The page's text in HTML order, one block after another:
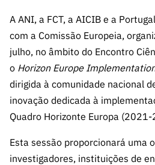
A ANI, a FCT, a AICIB e a
com a Comissão Europeia,
julho, no âmbito do Encontro
o Horizon Europe
dirigida à comunidade nacional
inovação dedicada à
Quadro Horizonte Europa
Esta sessão proporcionará uma
investigadores, instituições de